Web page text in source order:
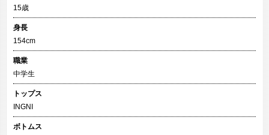
15歳
身長
154cm
職業
中学生
トップス
INGNI
ボトムス